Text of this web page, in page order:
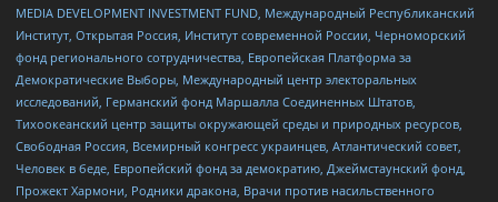
MEDIA DEVELOPMENT INVESTMENT FUND, Международный Республиканский
Институт, Открытая Россия, Институт современной России, Черноморский
фонд регионального сотрудничества, Европейская Платформа за
Демократические Выборы, Международный центр электоральных
исследований, Германский фонд Маршалла Соединенных Штатов,
Тихоокеанский центр защиты окружающей среды и природных ресурсов,
Свободная Россия, Всемирный конгресс украинцев, Атлантический совет,
Человек в беде, Европейский фонд за демократию, Джеймстаунский фонд,
Прожект Хармони, Родники дракона, Врачи против насильственного